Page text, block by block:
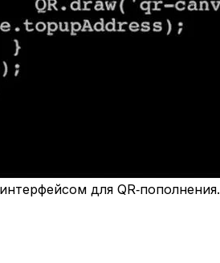
для QR‑пополнения.